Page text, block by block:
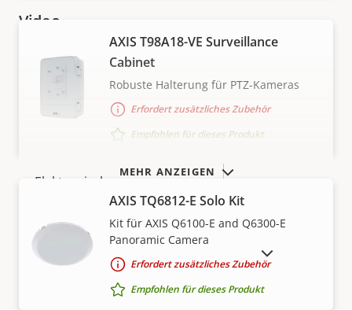
Video
Eigentumsbeschreibung
Max. Videoauflösung
Max. Bilder pro Sekunde 20
Tag- und Nacht-Funktion
Elektronische
Bildstabilisierung
Objektiv
Eigentumsbeschreibung
MEHR ANZEIGEN
AXIS T98A18-VE Surveillance
Cabinet
Robuste Halterung für PTZ-Kameras
Erfordert zusätzliches Zubehör
Empfohlen für dieses Produkt
AXIS TQ6812-E Solo Kit
Kit für AXIS Q6100-E and Q6300-E
Panoramic Camera
Erfordert zusätzliches Zubehör
Empfohlen für dieses Produkt
AUSLAUFPRODUKTE ANZEIGEN